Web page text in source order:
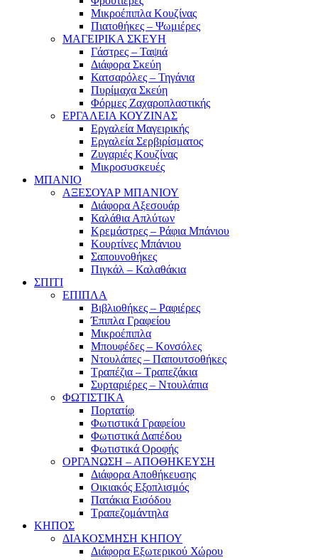
Μικροέπιπλα Κουζίνας
Πιατοθήκες – Ψωμιέρες
ΜΑΓΕΙΡΙΚΑ ΣΚΕΥΗ
Γάστρες – Ταψιά
Διάφορα Σκεύη
Κατσαρόλες – Τηγάνια
Πυρίμαχα Σκεύη
Φόρμες Ζαχαροπλαστικής
ΕΡΓΑΛΕΙΑ ΚΟΥΖΙΝΑΣ
Εργαλεία Μαγειρικής
Εργαλεία Σερβιρίσματος
Ζυγαριές Κουζίνας
Μικροσυσκευές
ΜΠΑΝΙΟ
ΑΞΕΣΟΥΑΡ ΜΠΑΝΙΟΥ
Διάφορα Αξεσουάρ
Καλάθια Απλύτων
Κρεμάστρες – Ράφια Μπάνιου
Κουρτίνες Μπάνιου
Σαπουνοθήκες
Πιγκάλ – Καλαθάκια
ΣΠΙΤΙ
ΕΠΙΠΛΑ
Βιβλιοθήκες – Ραφιέρες
Έπιπλα Γραφείου
Μικροέπιπλα
Μπουφέδες – Κονσόλες
Ντουλάπες – Παπουτσοθήκες
Τραπέζια – Τραπεζάκια
Συρταριέρες – Ντουλάπια
ΦΩΤΙΣΤΙΚΑ
Πορτατίφ
Φωτιστικά Γραφείου
Φωτιστικά Δαπέδου
Φωτιστικά Οροφής
ΟΡΓΑΝΩΣΗ – ΑΠΟΘΗΚΕΥΣΗ
Διάφορα Αποθήκευσης
Οικιακός Εξοπλισμός
Πατάκια Εισόδου
Τραπεζομάντηλα
ΚΗΠΟΣ
ΔΙΑΚΟΣΜΗΣΗ ΚΗΠΟΥ
Διάφορα Εξωτερικού Χώρου